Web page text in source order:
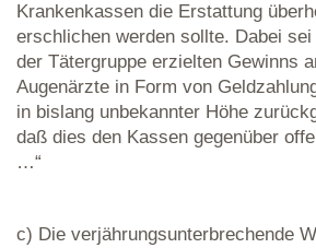
Krankenkassen die Erstattung
erschlichen werden sollte. Dabei
der Tätergruppe erzielten Gewinns
Augenärzte in Form von
in bislang unbekannter Höhe
daß dies den Kassen gegenüber
…“
c) Die verjährungsunterbrechende